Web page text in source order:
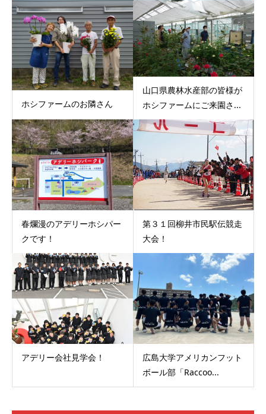
ホシファームのお隣さん
山口県農林水産部の皆様が
ホシファームにご来園さ...
春爛漫のアデリーホシパー
クです！
第３１回柳井市民駅伝競走
大会！
アデリー会社見学会！
広島大学アメリカンフット
ボール部「Raccoo...